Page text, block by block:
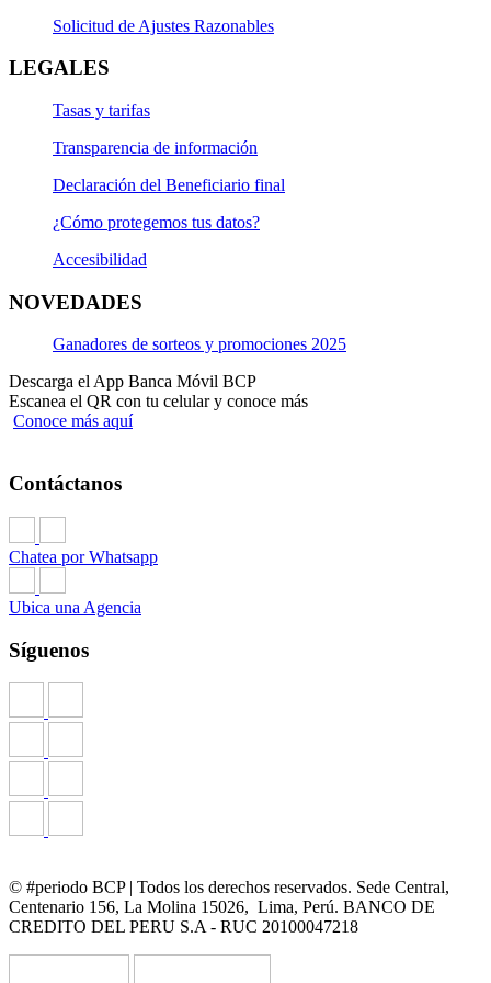
Solicitud de Ajustes Razonables
LEGALES
Tasas y tarifas
Transparencia de información
Declaración del Beneficiario final
¿Cómo protegemos tus datos?
Accesibilidad
NOVEDADES
Ganadores de sorteos y promociones 2025
Descarga el App Banca Móvil BCP
Escanea el QR con tu celular y conoce más
Conoce más aquí
Contáctanos
Chatea por Whatsapp
Ubica una Agencia
Síguenos
© #periodo BCP | Todos los derechos reservados. Sede Central,
Centenario 156, La Molina 15026, Lima, Perú. BANCO DE
CREDITO DEL PERU S.A - RUC 20100047218